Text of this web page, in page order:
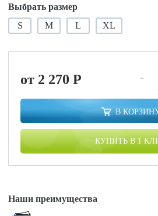
Выбрать размер
S
M L XL
от 2 270P -
В
КУПИТЬ В 1
Наши преимущества